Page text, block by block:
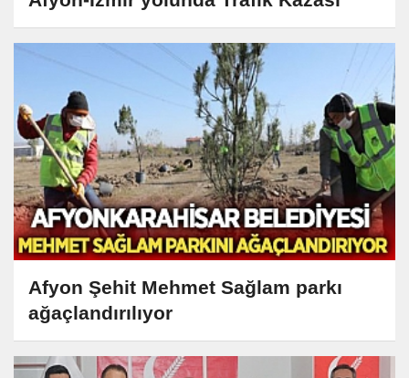
Afyon Şehit Mehmet Sağlam parkı
ağaçlandırılıyor